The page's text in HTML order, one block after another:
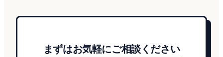
まずはお気軽にご相談ください